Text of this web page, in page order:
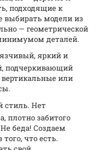
подходящие к
выбирать модели из
— геометрической
деталей.
яркий и
подчеркивающий
или
стиль. Нет
плотно забитого
беда! Создаем
что есть.